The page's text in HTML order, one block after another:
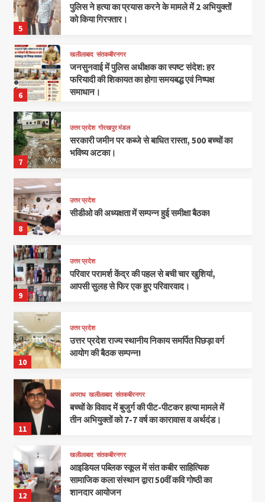
5
पुलिस ने हत्या का प्रयास करने के मामले में 2 अभियुक्तों
को किया गिरफ्तार।
6
खलीलाबाद संतकबीरनगर
जनसुनवाई में पुलिस अधीक्षक का स्पष्ट संदेश: हर
फरियादी की शिकायत का होगा समयबद्ध एवं निष्पक्ष
समाधान।
7
उत्तर प्रदेश गोरखपुर मंडल
सरकारी जमीन पर कब्जे से बाधित रास्ता, 500 बच्चों का
भविष्य अटका।
8
उत्तर प्रदेश
सीडीओ की अध्यक्षता में सम्पन्न हुई समीक्षा बैठक!
9
उत्तर प्रदेश
परिवार परामर्श केंद्र की पहल से बची चार खुशियां,
आपसी सुलह से फिर एक हुए परिवारवाद।
10
उत्तर प्रदेश
उत्तर प्रदेश राज्य स्थानीय निकाय समर्पित पिछड़ा वर्ग
आयोग की बैठक सम्पन्न!
11
अपराध खलीलाबाद संतकबीरनगर
बच्चों के विवाद में बुजुर्ग की पीट-पीटकर हत्या मामले में
तीन अभियुक्तों को 7-7 वर्ष का कारावास व अर्थदंड।
12
खलीलाबाद संतकबीरनगर
आइडियल पब्लिक स्कूल में संत कबीर साहित्यिक
सामाजिक कला संस्थान द्वारा 50वीं कवि गोष्ठी का
शानदार आयोजन